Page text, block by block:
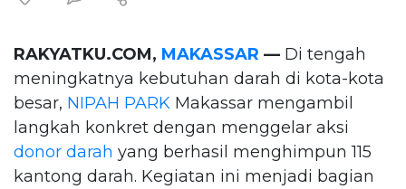
RAKYATKU.COM, MAKASSAR — Di tengah
meningkatnya kebutuhan darah di kota-kota
besar, NIPAH PARK Makassar mengambil
langkah konkret dengan menggelar aksi
donor darah yang berhasil menghimpun 115
kantong darah. Kegiatan ini menjadi bagian